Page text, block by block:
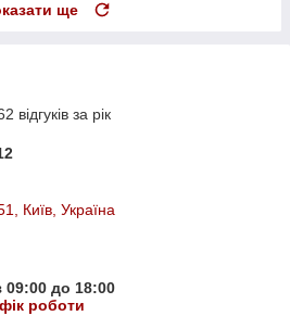
ще
відгуків за рік
Київ, Україна
09:00 до 18:00
роботи